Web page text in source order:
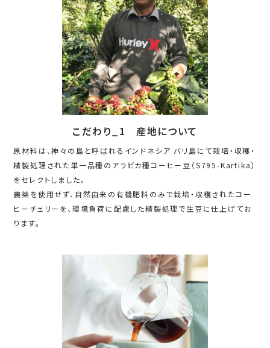
こだわり_1 産地について
原材料は、神々の島と呼ばれるインドネシア バリ島にて栽培・収穫・
精製処理された単一品種のアラビカ種コーヒー豆（S795-Kartika）
をセレクトしました。
農薬を使用せず、自然由来の有機肥料のみで栽培・収穫されたコー
ヒーチェリーを、環境負荷に配慮した精製処理で生豆に仕上げてお
ります。